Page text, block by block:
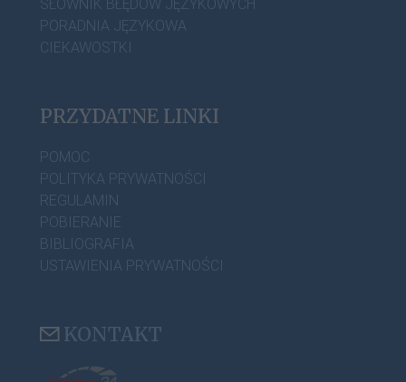
SŁOWNIK BŁĘDÓW JĘZYKOWYCH
PORADNIA JĘZYKOWA
CIEKAWOSTKI
PRZYDATNE LINKI
POMOC
POLITYKA PRYWATNOŚCI
REGULAMIN
POBIERANIE
BIBLIOGRAFIA
USTAWIENIA PRYWATNOŚCI
KONTAKT